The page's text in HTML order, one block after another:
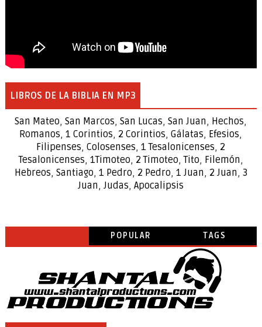
LIBROS DE LA BIBLIA EN MP3
San Mateo,San Marcos,San Lucas,San Juan, Hechos,
Romanos,1 Corintios, 2 Corintios,Gálatas, Efesios,
Filipenses,Colosenses,1Tesalonicenses, 2
Tesalonicenses, 1Timoteo, 2Timoteo, Tito, Filemón,
Hebreos, Santiago, 1 Pedro, 2 Pedro, 1 Juan, 2 Juan, 3
Juan,Judas,Apocalipsis
POPULAR TAGS